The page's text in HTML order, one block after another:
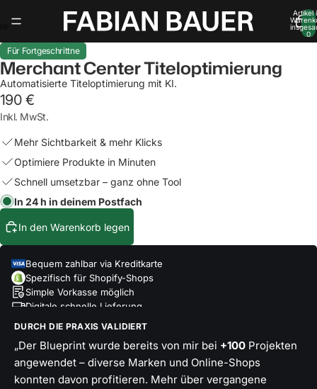
Artikel
0
Für Fortgeschrittne
Merchant Center Titeloptimierung
Automatisierte Titeloptimierung mit KI.
190 €
Inkl. MwSt.
Mehr Sichtbarkeit & mehr Klicks
Optimiere Produkte in Minuten
Schnell umsetzbar – ganz ohne Tool
In 24 h in deinem Postfach
In den Warenkorb legen
Bequem zahlbar via Kreditkarte
Spezifisch für Shopify-Shops
Simple Vorkasse möglich
Digitale schnelle Lieferung
DURCH DIE PRAXIS VALIDIERT
„Der Blueprint wurde bereits von mir bei +100 Projekten
angewendet – diverse Marken und Online-Shops
konnten davon profitieren. Mehr über vergangene